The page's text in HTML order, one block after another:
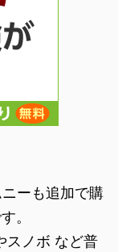
ーも追加で購
。
スノボ など普